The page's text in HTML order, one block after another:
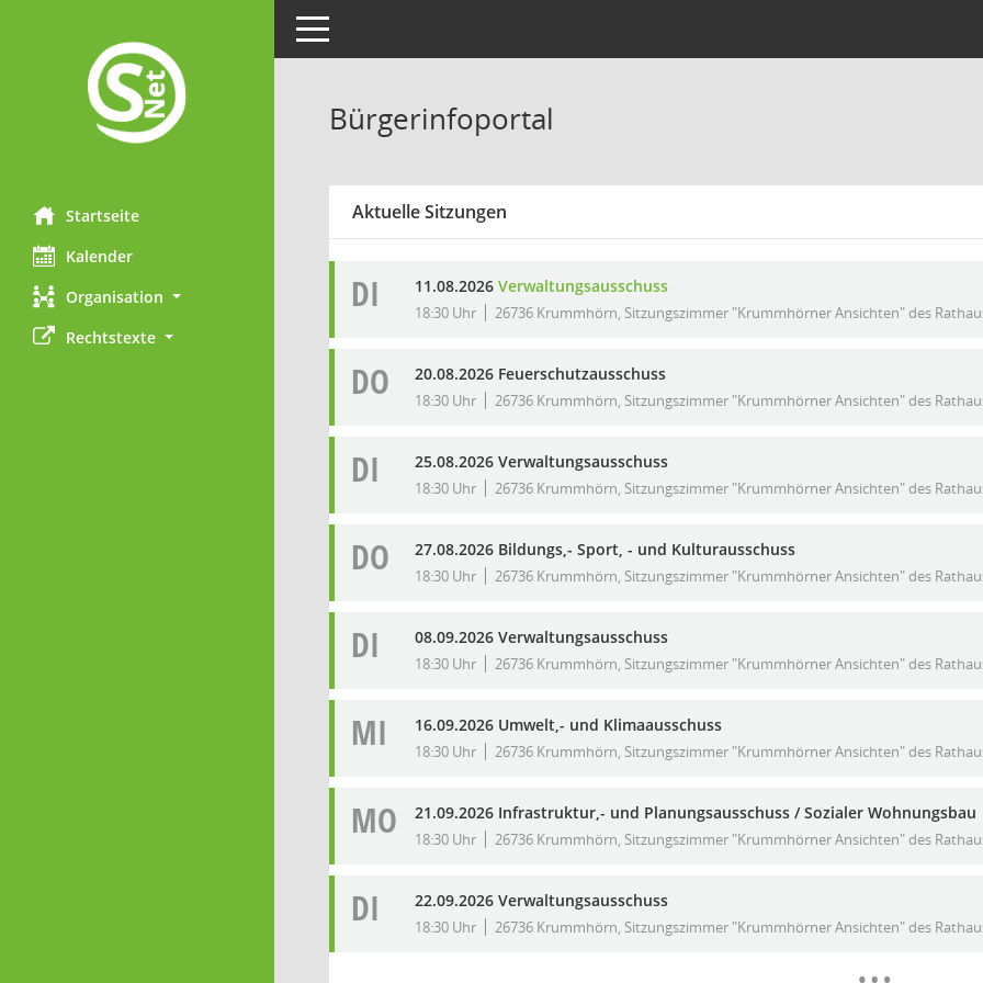
Startseite
Kalender
Organisation
Rechtstexte
Toggle navigation
Bürgerinfoportal
Aktuelle Sitzungen
DI 11.08.2026 Verwaltungsausschuss
18:30 Uhr 26736 Krummhörn, Sitzungszimmer "Krummhörner Ansichten" des
DO 20.08.2026 Feuerschutzausschuss
18:30 Uhr 26736 Krummhörn, Sitzungszimmer "Krummhörner Ansichten" des
DI 25.08.2026 Verwaltungsausschuss
18:30 Uhr 26736 Krummhörn, Sitzungszimmer "Krummhörner Ansichten" des
DO 27.08.2026 Bildungs,- Sport, - und Kulturausschuss
18:30 Uhr 26736 Krummhörn, Sitzungszimmer "Krummhörner Ansichten" des
DI 08.09.2026 Verwaltungsausschuss
18:30 Uhr 26736 Krummhörn, Sitzungszimmer "Krummhörner Ansichten" des
MI 16.09.2026 Umwelt,- und Klimaausschuss
18:30 Uhr 26736 Krummhörn, Sitzungszimmer "Krummhörner Ansichten" des
MO 21.09.2026 Infrastruktur,- und Planungsausschuss / Sozialer Wohnungsbau
18:30 Uhr 26736 Krummhörn, Sitzungszimmer "Krummhörner Ansichten" des
DI 22.09.2026 Verwaltungsausschuss
18:30 Uhr 26736 Krummhörn, Sitzungszimmer "Krummhörner Ansichten" des
…